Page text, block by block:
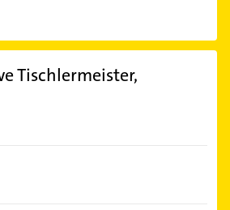
Tischlermeister,